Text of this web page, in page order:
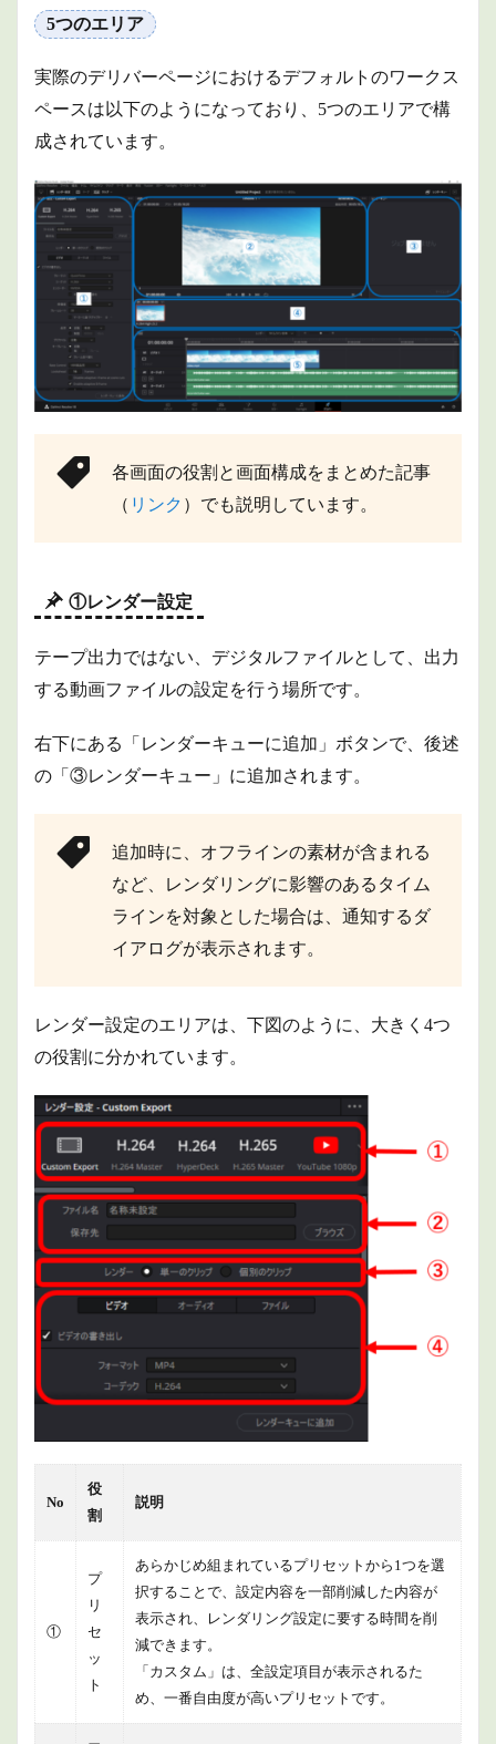
5つのエリア
実際のデリバーページにおけるデフォルトのワークス
ペースは以下のようになっており、5つのエリアで構
成されています。
各画面の役割と画面構成をまとめた記事
（ リンク ）でも説明しています。
①レンダー設定
テープ出力ではない、デジタルファイルとして、出力
する動画ファイルの設定を行う場所です。
右下にある「レンダーキューに追加」ボタンで、後述
の「③レンダーキュー」に追加されます。
追加時に、オフラインの素材が含まれる
など、レンダリングに影響のあるタイム
ラインを対象とした場合は、通知するダ
イアログが表示されます。
レンダー設定のエリアは、下図のように、大きく4つ
の役割に分かれています。
No
役
割
説明
①
プ
リ
セ
ッ
ト
あらかじめ組まれているプリセットから1つを選
択することで、設定内容を一部削減した内容が
表示され、レンダリング設定に要する時間を削
減できます。
「カスタム」は、全設定項目が表示されるた
め、一番自由度が高いプリセットです。